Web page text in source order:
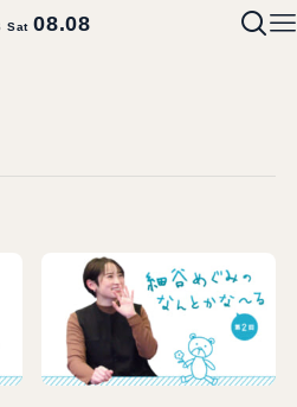
Sat08.08